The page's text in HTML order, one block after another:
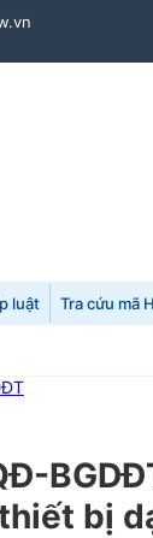
luật Tra cứu mã
bị